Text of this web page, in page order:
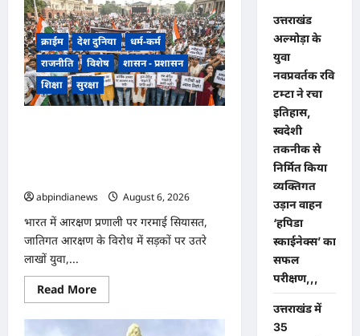
क्राईम देश दुनिया
धर्म-कर्म
राजनीति
विशेष
शासन - प्रशासन
शिक्षा
सुरक्षा
abpindianews
August 6, 2026
भारत में आरक्षण प्रणाली पर गरमाई सियासत,
जातिगत आरक्षण के विरोध में सड़कों पर उतरे
लाखों युवा,...
Read MoreRead
more
भारत
उत्तराखंड
अल्मोड़ा के
युवा
नवप्रवर्तक रवि
टम्टा ने रचा
इतिहास,
स्वदेशी
तकनीक से
निर्मित किया
व्यक्तिगत
उड़ान वाहन
‘हपिडा
स्काईनेक्स’ का
सफल
परीक्षण,,,
उत्तराखंड में
35